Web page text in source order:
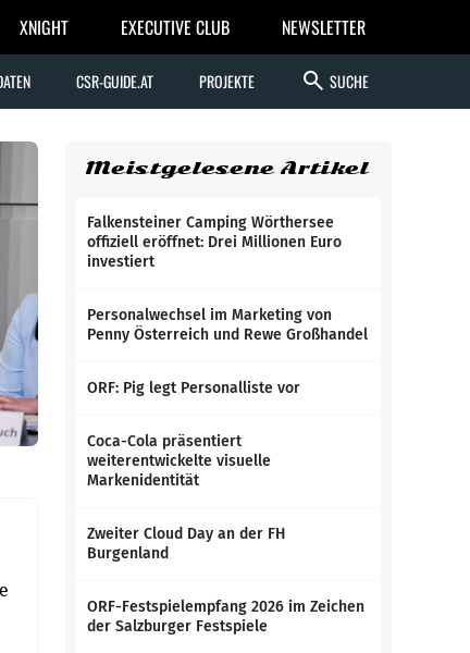
XNIGHT EXECUTIVE CLUB NEWSLETTER
CSR-GUIDE.AT PROJEKTE search SUCHE
Meistgelesene Artikel
Falkensteiner Camping Wörthersee
offiziell eröffnet: Drei Millionen Euro
investiert
Personalwechsel im Marketing von
Penny Österreich und Rewe Großhandel
ORF: Pig legt Personalliste vor
Coca-Cola präsentiert
weiterentwickelte visuelle
Markenidentität
Zweiter Cloud Day an der FH
Burgenland
ORF-Festspielempfang 2026 im Zeichen
der Salzburger Festspiele